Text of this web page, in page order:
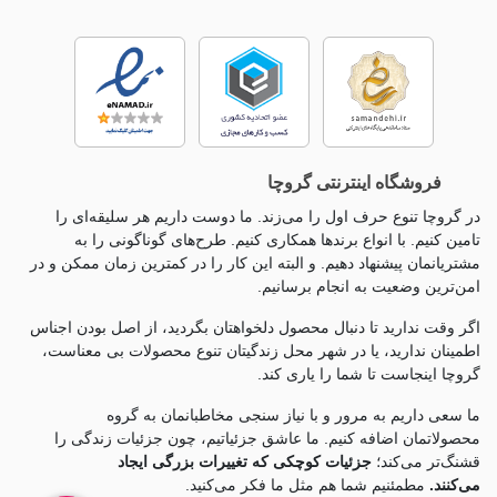
فروشگاه اینترنتی گروچا
در گروچا تنوع حرف اول را می‌زند. ما دوست داریم هر سلیقه‌ای را
تامین کنیم. با انواع برندها همکاری کنیم. طرح‌های گوناگونی را به
مشتریانمان پیشنهاد دهیم. و البته این کار را در کمترین زمان ممکن و در
امن‌ترین وضعیت به انجام برسانیم.
اگر وقت ندارید تا دنبال محصول دلخواهتان بگردید، از اصل بودن اجناس
اطمینان ندارید، یا در شهر محل زندگیتان تنوع محصولات بی معناست،
گروچا اینجاست تا شما را یاری کند.
ما سعی داریم به مرور و با نیاز سنجی مخاطبانمان به گروه
محصولاتمان اضافه کنیم. ما عاشق جزئياتیم، چون جزئيات زندگی را
قشنگ‌تر می‌کند؛ جزئیات کوچکی که تغییرات بزرگی ایجاد
می‌کنند. مطمئنیم شما هم مثل ما فکر می‌کنید.